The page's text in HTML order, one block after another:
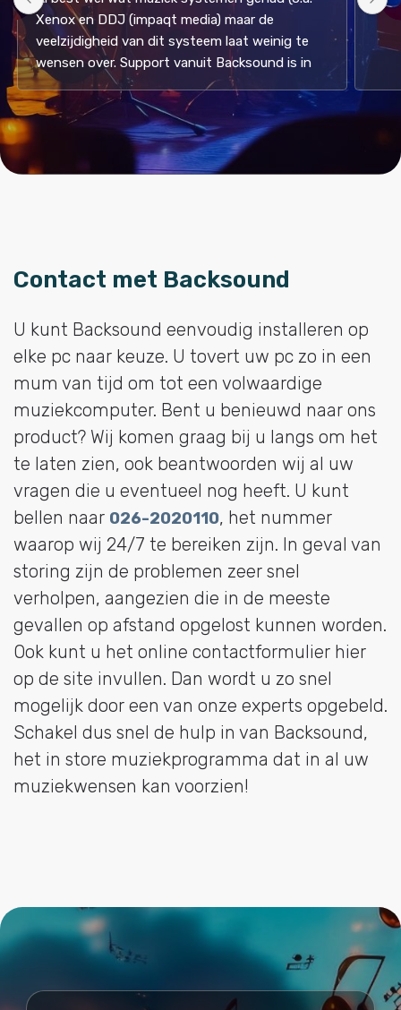
Xenox en DDJ (impaqt media) maar de
veelzijdigheid van dit systeem laat weinig te
wensen over. Support vanuit Backsound is in
een woord: "super!". Vraag gewoon een demo
aan. (Oh, ja niet duur. Volgens mij de
goedkoopste in deze markt. )
Contact met Backsound
U kunt Backsound eenvoudig installeren op
elke pc naar keuze. U tovert uw pc zo in een
mum van tijd om tot een volwaardige
muziekcomputer. Bent u benieuwd naar ons
product? Wij komen graag bij u langs om het
te laten zien, ook beantwoorden wij al uw
vragen die u eventueel nog heeft. U kunt
bellen naar 026-2020110, het nummer
waarop wij 24/7 te bereiken zijn. In geval van
storing zijn de problemen zeer snel
verholpen, aangezien die in de meeste
gevallen op afstand opgelost kunnen worden.
Ook kunt u het online contactformulier hier
op de site invullen. Dan wordt u zo snel
mogelijk door een van onze experts opgebeld.
Schakel dus snel de hulp in van Backsound,
het in store muziekprogramma dat in al uw
muziekwensen kan voorzien!